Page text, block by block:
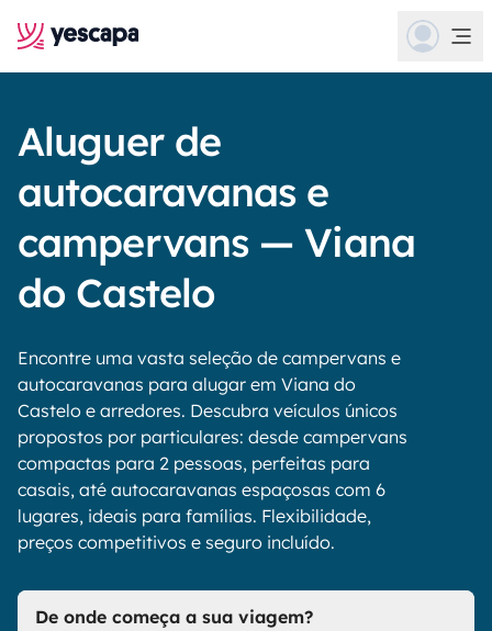
Aluguer de
autocaravanas e
campervans — Viana
do Castelo
Encontre uma vasta seleção de campervans e
autocaravanas para alugar em Viana do
Castelo e arredores. Descubra veículos únicos
propostos por particulares: desde campervans
compactas para 2 pessoas, perfeitas para
casais, até autocaravanas espaçosas com 6
lugares, ideais para famílias. Flexibilidade,
preços competitivos e seguro incluído.
De onde começa a sua viagem?